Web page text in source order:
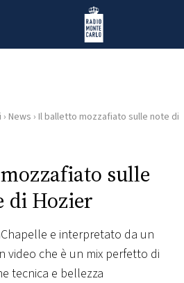
Radio Monte Carlo
› News › Il balletto mozzafiato sulle note di
sulle
di Hozier
e interpretato da un
video che è un mix perfetto di
tecnica e bellezza